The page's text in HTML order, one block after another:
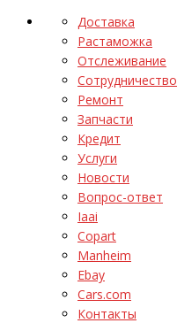
Доставка
Растаможка
Отслеживание
Сотрудничество
Ремонт
Запчасти
Кредит
Услуги
Новости
Вопрос-ответ
Iaai
Copart
Manheim
Ebay
Cars.com
Контакты